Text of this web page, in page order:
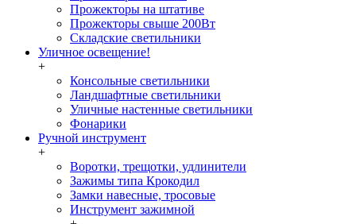
Прожекторы на штативе
Прожекторы свыше 200Вт
Складские светильники
Уличное освещение!
+
Консольные светильники
Ландшафтные светильники
Уличные настенные светильники
Фонарики
Ручной инструмент
+
Воротки, трещотки, удлинители
Зажимы типа Крокодил
Замки навесные, тросовые
Инструмент зажимной